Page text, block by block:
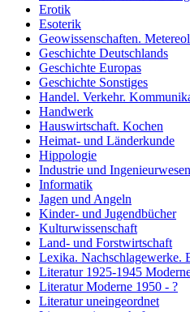
Erotik
Esoterik
Geowissenschaften.
Geschichte Deutschlands
Geschichte Europas
Geschichte Sonstiges
Handel. Verkehr.
Handwerk
Hauswirtschaft. Kochen
Heimat- und Länderkunde
Hippologie
Industrie und Ingenieurwesen
Informatik
Jagen und Angeln
Kinder- und Jugendbücher
Kulturwissenschaft
Land- und Forstwirtschaft
Lexika. Nachschlagewerke.
Literatur 1925-1945
Literatur Moderne 1950 - ?
Literatur uneingeordnet